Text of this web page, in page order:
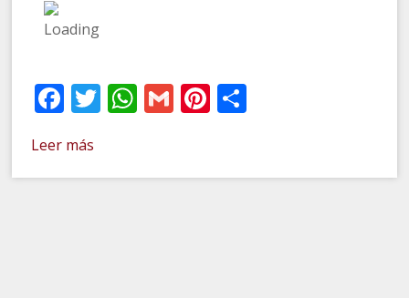
Facebook
Twitter
WhatsApp
GmailPinterest
Leer más